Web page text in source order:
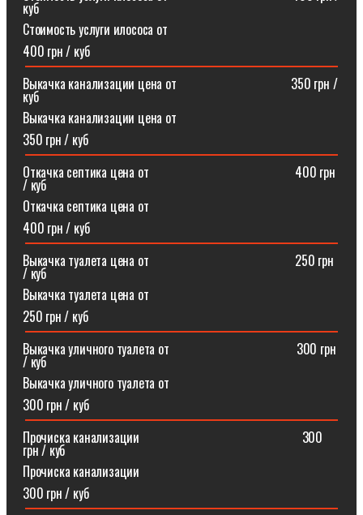
куб
Стоимость услуги илососа от
400 грн / куб
Выкачка канализации цена от⠀⠀⠀⠀⠀⠀⠀⠀⠀⠀⠀⠀350 грн /
куб
Выкачка канализации цена от
350 грн / куб
Откачка септика цена от ⠀⠀⠀⠀⠀⠀⠀⠀⠀⠀⠀⠀⠀⠀⠀400 грн
/ куб
Откачка септика цена от
400 грн / куб
Выкачка туалета цена от ⠀⠀⠀⠀⠀⠀⠀⠀⠀⠀⠀⠀⠀⠀⠀250 грн
/ куб
Выкачка туалета цена от
250 грн / куб
Выкачка уличного туалета от ⠀⠀⠀⠀⠀⠀⠀⠀⠀⠀⠀⠀⠀300 грн
/ куб
Выкачка уличного туалета от
300 грн / куб
Прочиска канализации⠀⠀⠀⠀⠀⠀⠀⠀⠀⠀⠀⠀⠀⠀⠀⠀⠀300
грн / куб
Прочиска канализации
300 грн / куб